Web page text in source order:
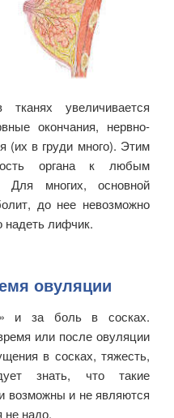
увеличивается
окончания, нервно-
(их в груди много). Этим
органа к любым
Для многих, основной
до нее невозможно
надеть лифчик.
овуляции
и за боль в сосках.
или после овуляции
в сосках, тяжесть,
знать, что такие
возможны и не являются
не надо.